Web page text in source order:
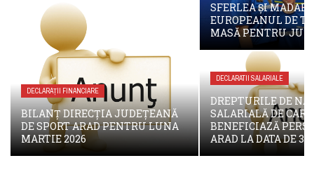
DECLARAȚII FINANCIARE
BILANȚ DIRECȚIA JUDEȚEANĂ
DE SPORT ARAD PENTRU LUNA
MARTIE 2026
SFERLEA ȘI MADAR
EUROPEANUL DE
MASĂ PENTRU
DECLARATII SALARIALE
DREPTURILE DE
SALARIALĂ DE CARE
BENEFICIAZĂ
ARAD LA DATA DE